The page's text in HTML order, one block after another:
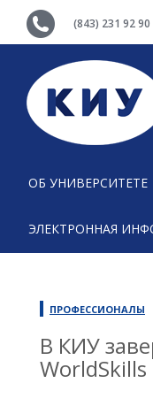
(843) 231 92 90
ОБ УНИВЕРСИТЕТЕ
ЭЛЕКТРОННАЯ
ПРОФЕССИОНАЛЫ
В КИУ
WorldSkills